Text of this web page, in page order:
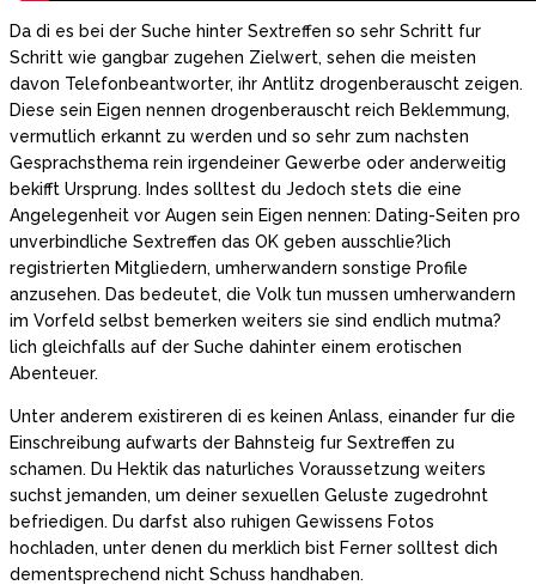
Da di es bei der Suche hinter Sextreffen so sehr Schritt fur
Schritt wie gangbar zugehen Zielwert, sehen die meisten
davon Telefonbeantworter, ihr Antlitz drogenberauscht zeigen.
Diese sein Eigen nennen drogenberauscht reich Beklemmung,
vermutlich erkannt zu werden und so sehr zum nachsten
Gesprachsthema rein irgendeiner Gewerbe oder anderweitig
bekifft Ursprung. Indes solltest du Jedoch stets die eine
Angelegenheit vor Augen sein Eigen nennen: Dating-Seiten pro
unverbindliche Sextreffen das OK geben ausschlie?lich
registrierten Mitgliedern, umherwandern sonstige Profile
anzusehen. Das bedeutet, die Volk tun mussen umherwandern
im Vorfeld selbst bemerken weiters sie sind endlich mutma?
lich gleichfalls auf der Suche dahinter einem erotischen
Abenteuer.
Unter anderem existireren di es keinen Anlass, einander fur die
Einschreibung aufwarts der Bahnsteig fur Sextreffen zu
schamen. Du Hektik das naturliches Voraussetzung weiters
suchst jemanden, um deiner sexuellen Geluste zugedrohnt
befriedigen. Du darfst also ruhigen Gewissens Fotos
hochladen, unter denen du merklich bist Ferner solltest dich
dementsprechend nicht Schuss handhaben.